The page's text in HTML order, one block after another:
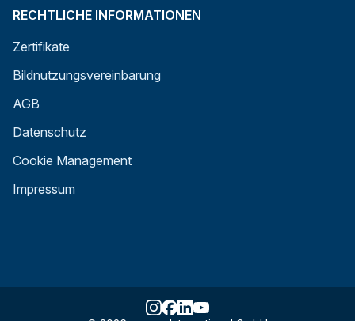
RECHTLICHE INFORMATIONEN
Zertifikate
Bildnutzungsvereinbarung
AGB
Datenschutz
Cookie Management
Impressum